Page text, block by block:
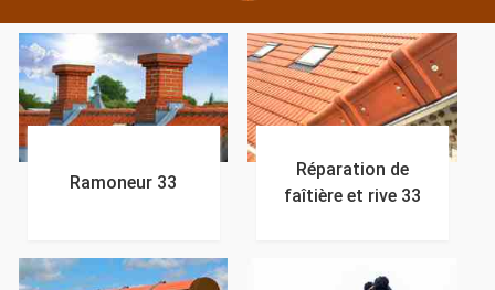
Ramoneur 33
Réparation de
faîtière et rive 33